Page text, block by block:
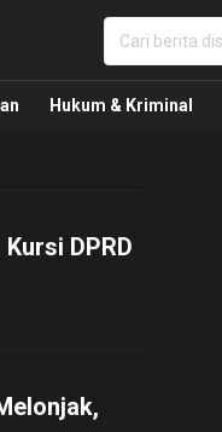
dan Nasional
Hukum & Kriminal
DPRD